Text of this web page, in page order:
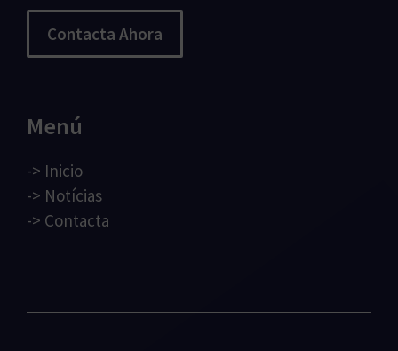
Contacta Ahora
Menú
-> Inicio
-> Notícias
-> Contacta